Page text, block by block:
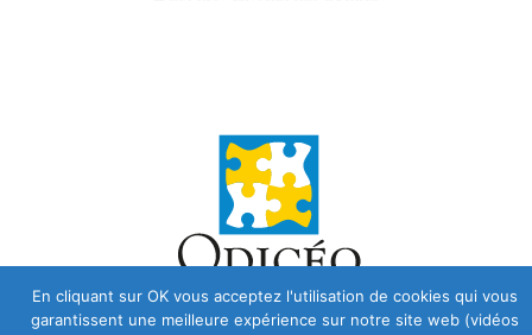
En cliquant sur OK vous acceptez l'utilisation de cookies qui vous
garantissent une meilleure expérience sur notre site web (vidéos